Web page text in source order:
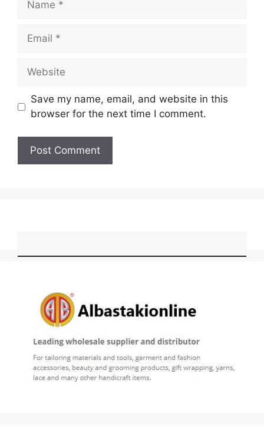
Email
Website
Save my name, email, and website in this
browser for the next time I comment.